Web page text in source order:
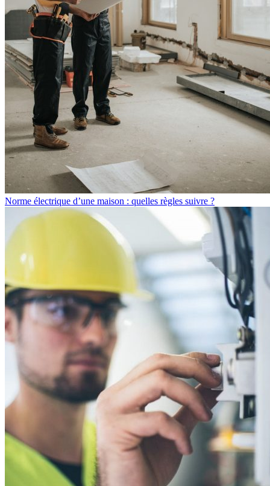
Norme électrique d’une maison : quelles règles suivre ?